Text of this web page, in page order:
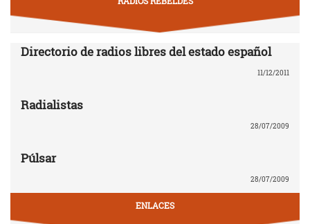
Directorio de radios libres del estado español
11/12/2011
Radialistas
28/07/2009
Púlsar
28/07/2009
ENLACES